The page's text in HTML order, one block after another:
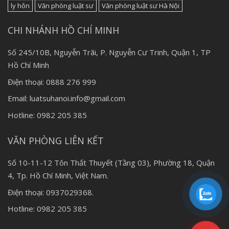
ly hôn
Văn phòng luật sư Văn phòng luật sư Hà Nội
CHI NHÁNH HỒ CHÍ MINH
Số 245/10B, Nguyễn Trãi, P. Nguyễn Cư Trinh, Quận 1, TP
Hồ Chí Minh
Điện thoại: 0888 276 999
Email: luatsuhanoi.info@gmail.com
Hotline: 0982 205 385
VĂN PHÒNG LIÊN KẾT
Số 10-11-12 Tôn Thất Thuyết (Tầng 03), Phường 18, Quận
4, Tp. Hồ Chí Minh, Việt Nam.
Điện thoại: 0937029368.
Hotline: 0982 205 385